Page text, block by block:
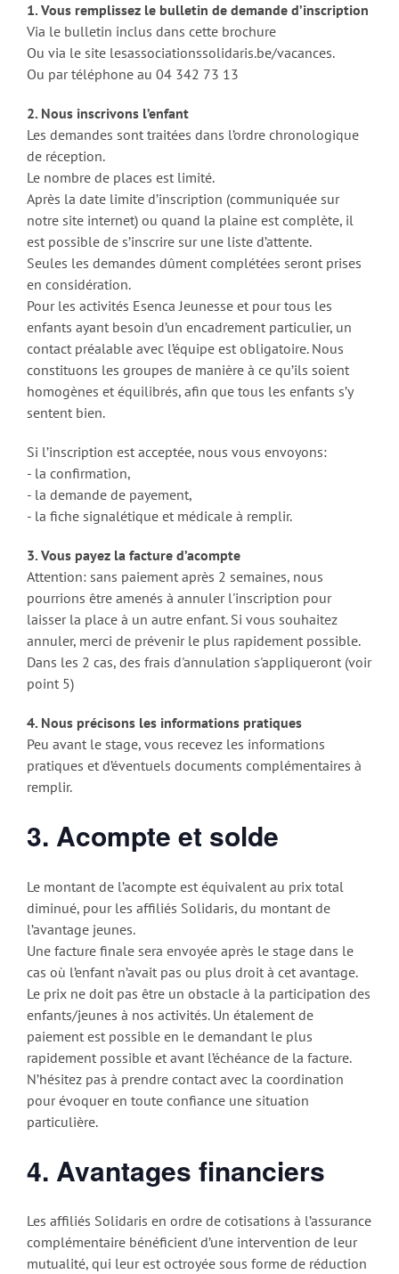
1. Vous remplissez le bulletin de demande d’inscription
Via le bulletin inclus dans cette brochure
Ou via le site lesassociationssolidaris.be/vacances.
Ou par téléphone au 04 342 73 13
2. Nous inscrivons l’enfant
Les demandes sont traitées dans l’ordre chronologique
de réception.
Le nombre de places est limité.
Après la date limite d’inscription (communiquée sur
notre site internet) ou quand la plaine est complète, il
est possible de s’inscrire sur une liste d’attente.
Seules les demandes dûment complétées seront prises
en considération.
Pour les activités Esenca Jeunesse et pour tous les
enfants ayant besoin d’un encadrement particulier, un
contact préalable avec l’équipe est obligatoire. Nous
constituons les groupes de manière à ce qu’ils soient
homogènes et équilibrés, afin que tous les enfants s’y
sentent bien.
Si l’inscription est acceptée, nous vous envoyons:
- la confirmation,
- la demande de payement,
- la fiche signalétique et médicale à remplir.
3. Vous payez la facture d’acompte
Attention: sans paiement après 2 semaines, nous
pourrions être amenés à annuler l'inscription pour
laisser la place à un autre enfant. Si vous souhaitez
annuler, merci de prévenir le plus rapidement possible.
Dans les 2 cas, des frais d'annulation s'appliqueront (voir
point 5)
4. Nous précisons les informations pratiques
Peu avant le stage, vous recevez les informations
pratiques et d’éventuels documents complémentaires à
remplir.
3. Acompte et solde
Le montant de l’acompte est équivalent au prix total
diminué, pour les affiliés Solidaris, du montant de
l’avantage jeunes.
Une facture finale sera envoyée après le stage dans le
cas où l’enfant n’avait pas ou plus droit à cet avantage.
Le prix ne doit pas être un obstacle à la participation des
enfants/jeunes à nos activités. Un étalement de
paiement est possible en le demandant le plus
rapidement possible et avant l’échéance de la facture.
N’hésitez pas à prendre contact avec la coordination
pour évoquer en toute confiance une situation
particulière.
4. Avantages financiers
Les affiliés Solidaris en ordre de cotisations à l’assurance
complémentaire bénéficient d’une intervention de leur
mutualité, qui leur est octroyée sous forme de réduction